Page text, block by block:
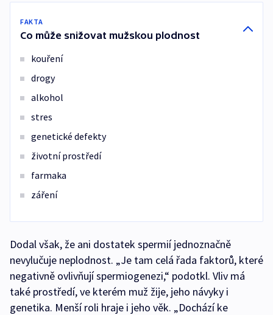
FAKTA
Co může snižovat mužskou plodnost
kouření
drogy
alkohol
stres
genetické defekty
životní prostředí
farmaka
záření
Dodal však, že ani dostatek spermií jednoznačně
nevylučuje neplodnost. „Je tam celá řada faktorů, které
negativně ovlivňují spermiogenezi,“ podotkl. Vliv má
také prostředí, ve kterém muž žije, jeho návyky i
genetika. Menší roli hraje i jeho věk. „Dochází ke